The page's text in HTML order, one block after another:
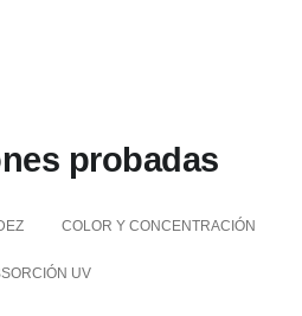
probadas
COLOR Y CONCENTRACIÓN
UV